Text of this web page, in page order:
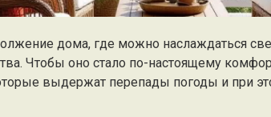
дома, где можно наслаждаться
Чтобы оно стало по-настоящему
выдержат перепады погоды и при